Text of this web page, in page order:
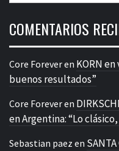
COMENTARIOS
Core Foreveren KORN
buenos resultados”
Core Foreveren
en Argentina: “Lo
Sebastian paez en